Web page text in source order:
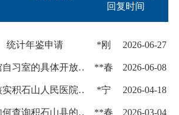
回复时间
统计年鉴申请 *刚 2026-06-27
图书馆自习室的具体开放与关闭时间 **春 2026-06-08
请求核实积石山人民医院项目建设情况 *宁 2026-04-18
请问如何查询积石山县的文旅行业相关统计数据？ **春 2026-03-04